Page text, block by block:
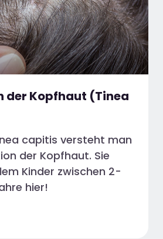
der Kopfhaut (Tinea
capitis versteht man
der Kopfhaut. Sie
Kinder zwischen 2-
hier!